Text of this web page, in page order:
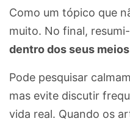
Como um tópico que
muito. No final,
dentro dos seus meios
Pode pesquisar
mas evite discutir
vida real. Quando os